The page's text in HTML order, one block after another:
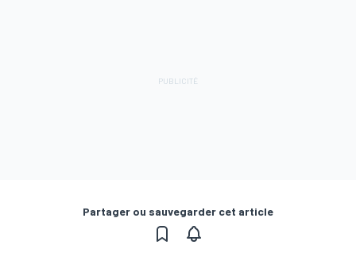
Partager ou sauvegarder cet article